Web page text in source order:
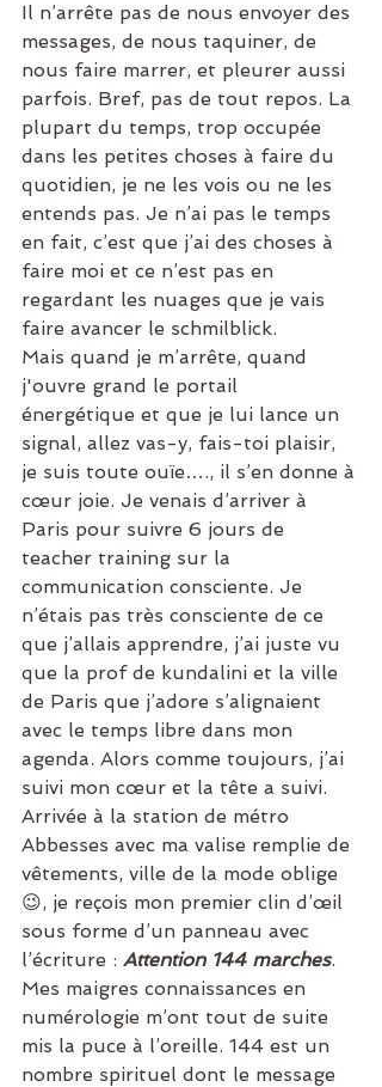
Il n’arrête pas de nous envoyer des
messages, de nous taquiner, de
nous faire marrer, et pleurer aussi
parfois. Bref, pas de tout repos. La
plupart du temps, trop occupée
dans les petites choses à faire du
quotidien, je ne les vois ou ne les
entends pas. Je n’ai pas le temps
en fait, c’est que j’ai des choses à
faire moi et ce n’est pas en
regardant les nuages que je vais
faire avancer le schmilblick.
Mais quand je m’arrête, quand
j'ouvre grand le portail
énergétique et que je lui lance un
signal, allez vas-y, fais-toi plaisir,
je suis toute ouïe…., il s’en donne à
cœur joie. Je venais d’arriver à
Paris pour suivre 6 jours de
teacher training sur la
communication consciente. Je
n’étais pas très consciente de ce
que j’allais apprendre, j’ai juste vu
que la prof de kundalini et la ville
de Paris que j’adore s’alignaient
avec le temps libre dans mon
agenda. Alors comme toujours, j’ai
suivi mon cœur et la tête a suivi.
Arrivée à la station de métro
Abbesses avec ma valise remplie de
vêtements, ville de la mode oblige
😉, je reçois mon premier clin d’œil
sous forme d’un panneau avec
l’écriture : Attention 144 marches.
Mes maigres connaissances en
numérologie m’ont tout de suite
mis la puce à l’oreille. 144 est un
nombre spirituel dont le message